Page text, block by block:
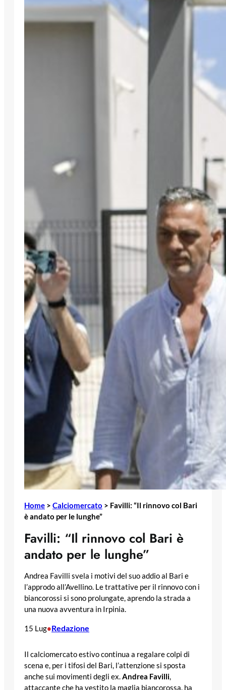
Home > Calciomercato > Favilli: “Il rinnovo col Bari
è andato per le lunghe”
Favilli: “Il rinnovo col Bari è
andato per le lunghe”
Andrea Favilli svela i motivi del suo addio al Bari e
l’approdo all’Avellino. Le trattative per il rinnovo con i
biancorossi si sono prolungate, aprendo la strada a
una nuova avventura in Irpinia.
15 Lug•Redazione
Il calciomercato estivo continua a regalare colpi di
scena e, per i tifosi del Bari, l’attenzione si sposta
anche sui movimenti degli ex.Andrea Favilli,
attaccante che ha vestito la maglia biancorossa, ha